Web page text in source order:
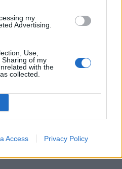
my
Advertising.
Use,
of my
with the
collected.
Access Privacy Policy